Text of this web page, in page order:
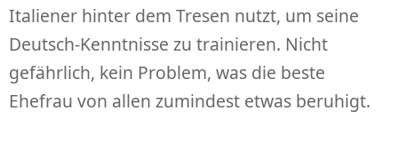
Italiener hinter dem Tresen nutzt, um seine
Deutsch-Kenntnisse zu trainieren. Nicht
gefährlich, kein Problem, was die beste
Ehefrau von allen zumindest etwas beruhigt.